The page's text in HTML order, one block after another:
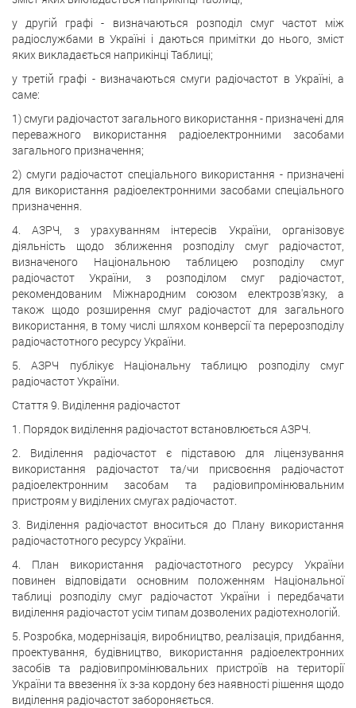
у другій графі - визначаються розподіл смуг частот між
радіослужбами в Україні і даються примітки до нього, зміст
яких викладається наприкінці Таблиці;
у третій графі - визначаються смуги радіочастот в Україні, а
саме:
1) смуги радіочастот загального використання - призначені для
переважного використання радіоелектронними засобами
загального призначення;
2) смуги радіочастот спеціального використання - призначені
для використання радіоелектронними засобами спеціального
призначення.
4. АЗРЧ, з урахуванням інтересів України, організовує
діяльність щодо зближення розподілу смуг радіочастот,
визначеного Національною таблицею розподілу смуг
радіочастот України, з розподілом смуг радіочастот,
рекомендованим Міжнародним союзом електрозв'язку, а
також щодо розширення смуг радіочастот для загального
використання, в тому числі шляхом конверсії та перерозподілу
радіочастотного ресурсу України.
5. АЗРЧ публікує Національну таблицю розподілу смуг
радіочастот України.
Стаття 9. Виділення радіочастот
1. Порядок виділення радіочастот встановлюється АЗРЧ.
2. Виділення радіочастот є підставою для ліцензування
використання радіочастот та/чи присвоєння радіочастот
радіоелектронним засобам та радіовипромінювальним
пристроям у виділених смугах радіочастот.
3. Виділення радіочастот вноситься до Плану використання
радіочастотного ресурсу України.
4. План використання радіочастотного ресурсу України
повинен відповідати основним положенням Національної
таблиці розподілу смуг радіочастот України і передбачати
виділення радіочастот усім типам дозволених радіотехнологій.
5. Розробка, модернізація, виробництво, реалізація, придбання,
проектування, будівництво, використання радіоелектронних
засобів та радіовипромінювальних пристроїв на території
України та ввезення їх з-за кордону без наявності рішення щодо
виділення радіочастот забороняється.